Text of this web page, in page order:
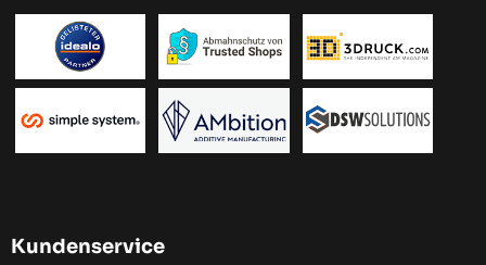
Kundenservice